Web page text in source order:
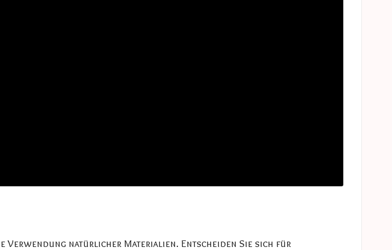
Verwendung natürlicher Materialien. Entscheiden Sie sich für